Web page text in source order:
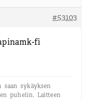
#53103
fi
saan sykäyksen
puhelin. Laitteen